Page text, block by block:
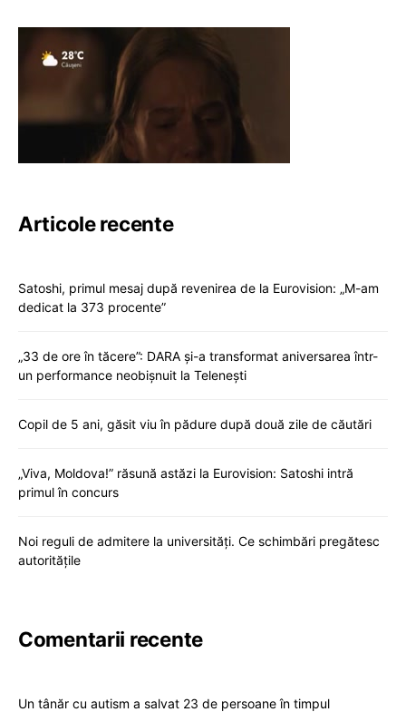
Articole recente
Satoshi, primul mesaj după revenirea de la Eurovision: „M-am
dedicat la 373 procente”
„33 de ore în tăcere”: DARA și-a transformat aniversarea într-
un performance neobișnuit la Telenești
Copil de 5 ani, găsit viu în pădure după două zile de căutări
„Viva, Moldova!” răsună astăzi la Eurovision: Satoshi intră
primul în concurs
Noi reguli de admitere la universități. Ce schimbări pregătesc
autoritățile
Comentarii recente
Un tânăr cu autism a salvat 23 de persoane în timpul